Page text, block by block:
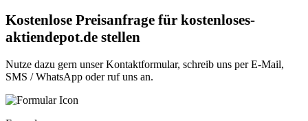
Kostenlose Preisanfrage für kostenloses-
aktiendepot.de stellen
Nutze dazu gern unserKontaktformular, schreib uns perE-Mail,
SMS / WhatsApp oderruf uns an.